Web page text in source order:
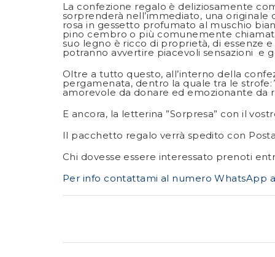
La confezione regalo è deliziosamente
sorprenderà nell’immediato, una
rosa in gessetto profumato al muschio
pino cembro o più comunemente
suo legno è ricco di proprietà, di essenze
potranno avvertire piacevoli sensazioni e
Oltre a tutto questo, all’interno della
pergamenata, dentro la quale tra le strofe:
amorevole da donare ed emozionante da
E ancora, la letterina ”Sorpresa” con il
Il pacchetto regalo verrà spedito con
Chi dovesse essere interessato prenoti
Per info contattami al numero WhatsApp